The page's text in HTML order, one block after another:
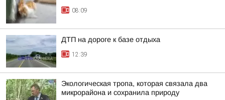
08:09
ДТП на дороге к базе отдыха
12:39
Экологическая тропа, которая связала два
микрорайона и сохранила природу